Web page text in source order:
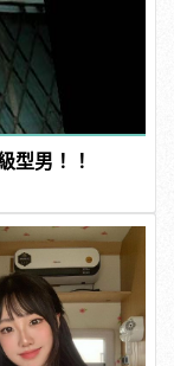
型男！！